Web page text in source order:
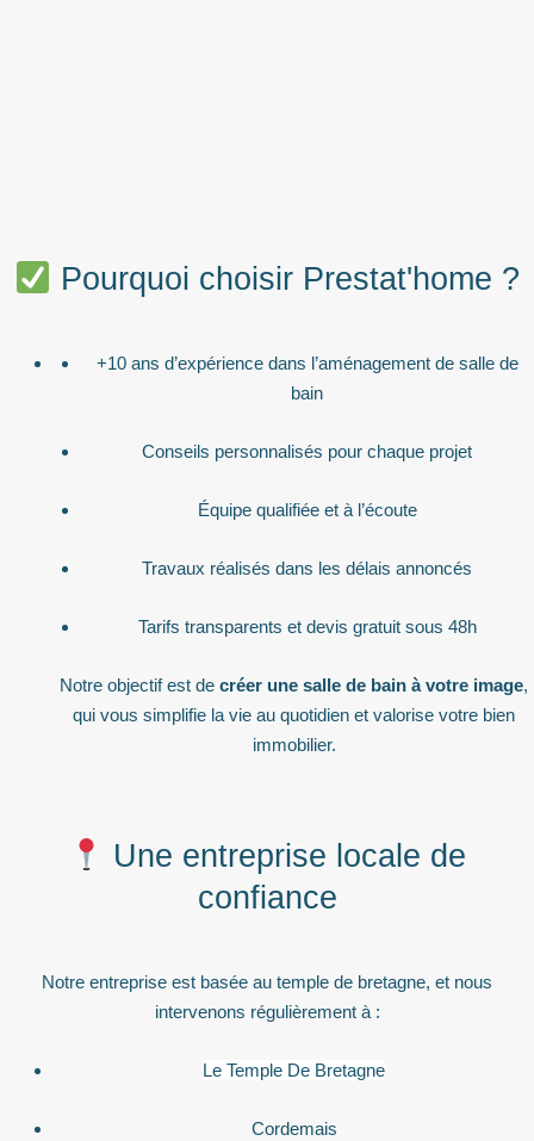
Pourquoi choisir Prestat'home ?
+10 ans d’expérience dans l’aménagement de salle de
bain
Conseils personnalisés pour chaque projet
Équipe qualifiée et à l’écoute
Travaux réalisés dans les délais annoncés
Tarifs transparents et devis gratuit sous 48h
Notre objectif est de créer une salle de bain à votre image,
qui vous simplifie la vie au quotidien et valorise votre bien
immobilier.
Une entreprise locale de
confiance
Notre entreprise est basée au temple de bretagne, et nous
intervenons régulièrement à :
Le Temple De Bretagne
Cordemais